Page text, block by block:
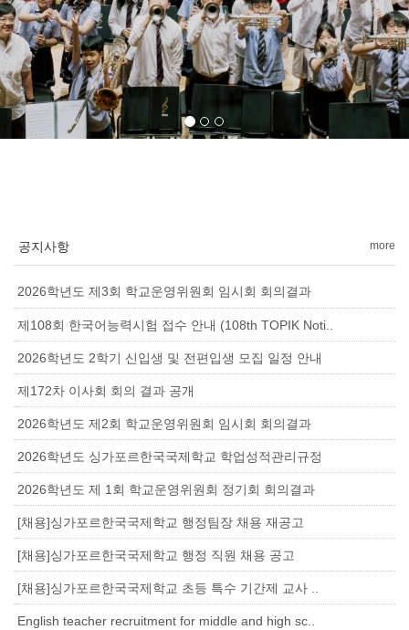
공지사항 more
2026학년도 제3회 학교운영위원회 임시회 회의결과
제108회 한국어능력시험 접수 안내 (108th TOPIK Noti..
2026학년도 2학기 신입생 및 전편입생 모집 일정 안내
제172차 이사회 회의 결과 공개
2026학년도 제2회 학교운영위원회 임시회 회의결과
2026학년도 싱가포르한국국제학교 학업성적관리규정
2026학년도 제 1회 학교운영위원회 정기회 회의결과
[채용]싱가포르한국국제학교 행정팀장 채용 재공고
[채용]싱가포르한국국제학교 행정 직원 채용 공고
[채용]싱가포르한국국제학교 초등 특수 기간제 교사 ..
English teacher recruitment for middle and high sc..